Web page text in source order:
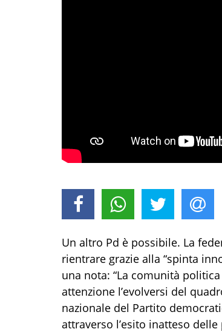
Un altro Pd è possibile. La
rientrare grazie alla “spinta
una nota: “La comunità
attenzione l’evolversi del
nazionale del Partito
attraverso l’esito inatteso